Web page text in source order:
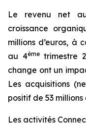
Le revenu net
croissance
millions d’euros, à
au 4èmetrimestre
change ont un
Les acquisitions
positif de 53 millions
Les activités